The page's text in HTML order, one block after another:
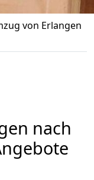
von Erlangen
nach